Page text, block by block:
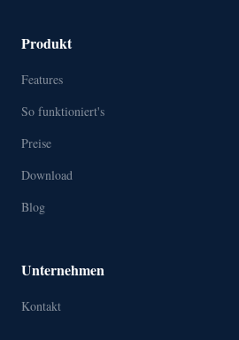
Produkt
Features
So funktioniert's
Preise
Download
Blog
Unternehmen
Kontakt